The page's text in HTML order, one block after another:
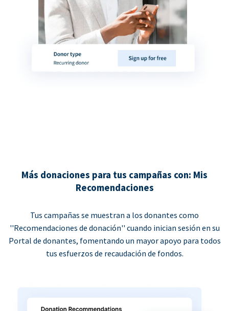
Más donaciones para tus campañas con: Mis
Recomendaciones
Tus campañas se muestran a los donantes como
''Recomendaciones de donación'' cuando inician sesión en su
Portal de donantes, fomentando un mayor apoyo para todos
tus esfuerzos de recaudación de fondos.